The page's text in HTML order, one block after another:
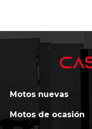
Motos nuevas
Motos de ocasión